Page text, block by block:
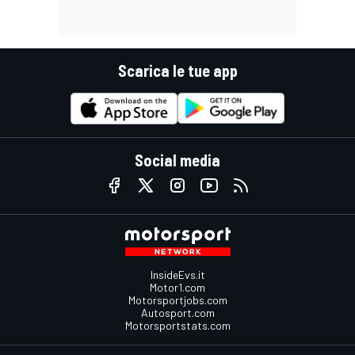
Scarica le tue app
Social media
InsideEvs.it
Motor1.com
Motorsportjobs.com
Autosport.com
Motorsportstats.com